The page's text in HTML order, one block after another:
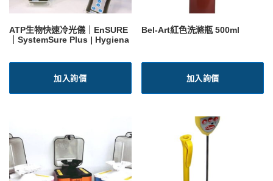
ATP生物快速冷光儀｜EnSURE
｜SystemSure Plus | Hygiena
加入詢價
Bel-Art紅色洗滌瓶 500ml
加入詢價